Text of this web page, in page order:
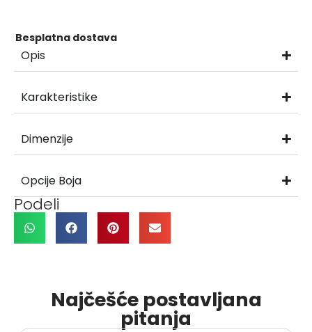
Besplatna dostava
Opis
Karakteristike
Dimenzije
Opcije Boja
Podeli
Najčešće postavljana
pitanja